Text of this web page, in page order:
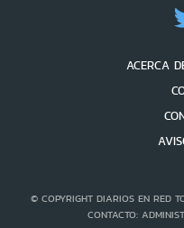
ACERCA
© COPYRIGHT DIARIOS EN RED
CONTACTO: